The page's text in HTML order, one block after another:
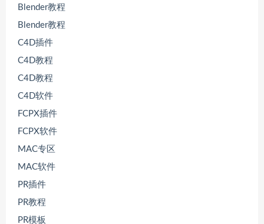
Blender教程
Blender教程
C4D插件
C4D教程
C4D教程
C4D软件
FCPX插件
FCPX软件
MAC专区
MAC软件
PR插件
PR教程
PR模板